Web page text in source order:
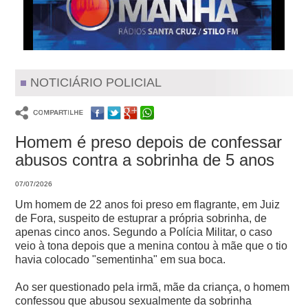
NOTICIÁRIO POLICIAL
Homem é preso depois de confessar
abusos contra a sobrinha de 5 anos
07/07/2026
Um homem de 22 anos foi preso em flagrante, em Juiz
de Fora, suspeito de estuprar a própria sobrinha, de
apenas cinco anos. Segundo a Polícia Militar, o caso
veio à tona depois que a menina contou à mãe que o tio
havia colocado "sementinha" em sua boca.
Ao ser questionado pela irmã, mãe da criança, o homem
confessou que abusou sexualmente da sobrinha